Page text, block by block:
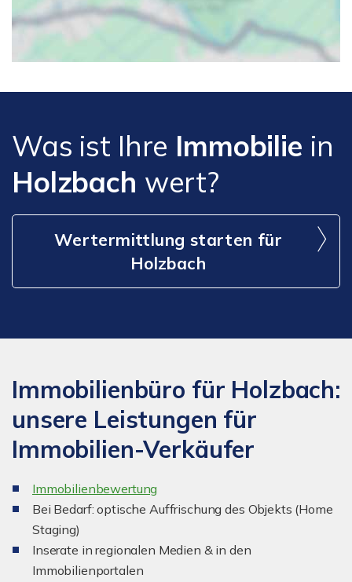
Was ist Ihre Immobilie in
Holzbach wert?
Wertermittlung starten für
Holzbach
Immobilienbüro für Holzbach:
unsere Leistungen für
Immobilien-Verkäufer
Immobilienbewertung
Bei Bedarf: optische Auffrischung des Objekts (Home
Staging)
Inserate in regionalen Medien & in den
Immobilienportalen